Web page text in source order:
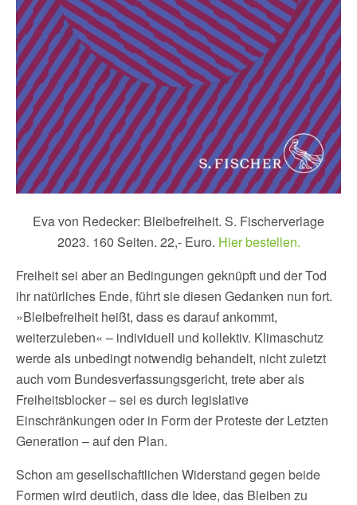
Eva von Redecker: Bleibefreiheit. S. Fischerverlage
2023. 160 Seiten. 22,- Euro. Hier bestellen.
Freiheit sei aber an Bedingungen geknüpft und der Tod
ihr natürliches Ende, führt sie diesen Gedanken nun fort.
»Bleibefreiheit heißt, dass es darauf ankommt,
weiterzuleben« – individuell und kollektiv. Klimaschutz
werde als unbedingt notwendig behandelt, nicht zuletzt
auch vom Bundesverfassungsgericht, trete aber als
Freiheitsblocker – sei es durch legislative
Einschränkungen oder in Form der Proteste der Letzten
Generation – auf den Plan.
Schon am gesellschaftlichen Widerstand gegen beide
Formen wird deutlich, dass die Idee, das Bleiben zu